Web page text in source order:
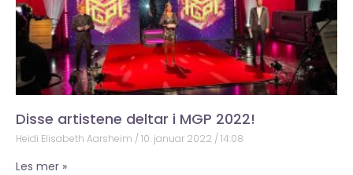
Disse artistene deltar i MGP 2022!
Heidi Elisabeth Aarsheim 10. januar 2022 14:08
Les mer »